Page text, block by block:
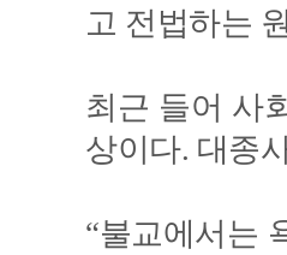
고 전법하는
최근 들어 사
상이다. 대종
“불교에서는